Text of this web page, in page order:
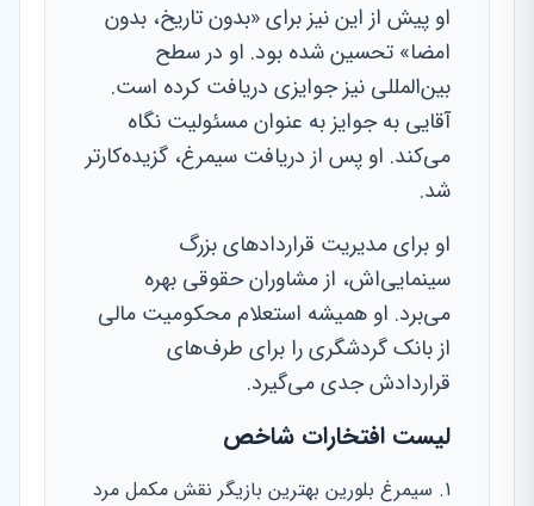
او پیش از این نیز برای «بدون تاریخ، بدون
امضا» تحسین شده بود. او در سطح
بین‌المللی نیز جوایزی دریافت کرده است.
آقایی به جوایز به عنوان مسئولیت نگاه
می‌کند. او پس از دریافت سیمرغ، گزیده‌کارتر
شد.
او برای مدیریت قراردادهای بزرگ
سینمایی‌اش، از مشاوران حقوقی بهره
می‌برد. او همیشه استعلام محکومیت مالی
از بانک گردشگری را برای طرف‌های
قراردادش جدی می‌گیرد.
لیست افتخارات شاخص
سیمرغ بلورین بهترین بازیگر نقش مکمل مرد